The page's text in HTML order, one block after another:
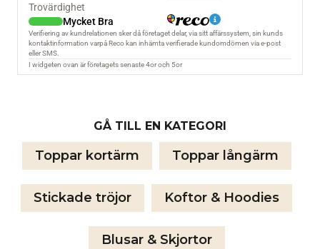
GÅ TILL EN KATEGORI
Toppar kortärm Toppar långärm
Stickade tröjor Koftor & Hoodies
Blusar & Skjortor